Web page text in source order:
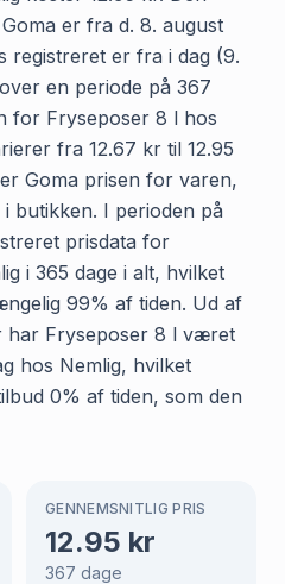
er fra d. 8. august
registreret er fra i dag (9.
en periode på 367
for Fryseposer 8 l hos
fra 12.67 kr til 12.95
Goma prisen for varen,
butikken. I perioden på
prisdata for
i 365 dage i alt, hvilket
99% af tiden. Ud af
har Fryseposer 8 l været
hos Nemlig, hvilket
0% af tiden, som den
GENNEMSNITLIG PRIS
12.95 kr
367 dage